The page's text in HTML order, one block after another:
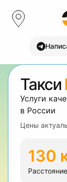
Такси
Услуги
в России
Цены
130
Расстояние